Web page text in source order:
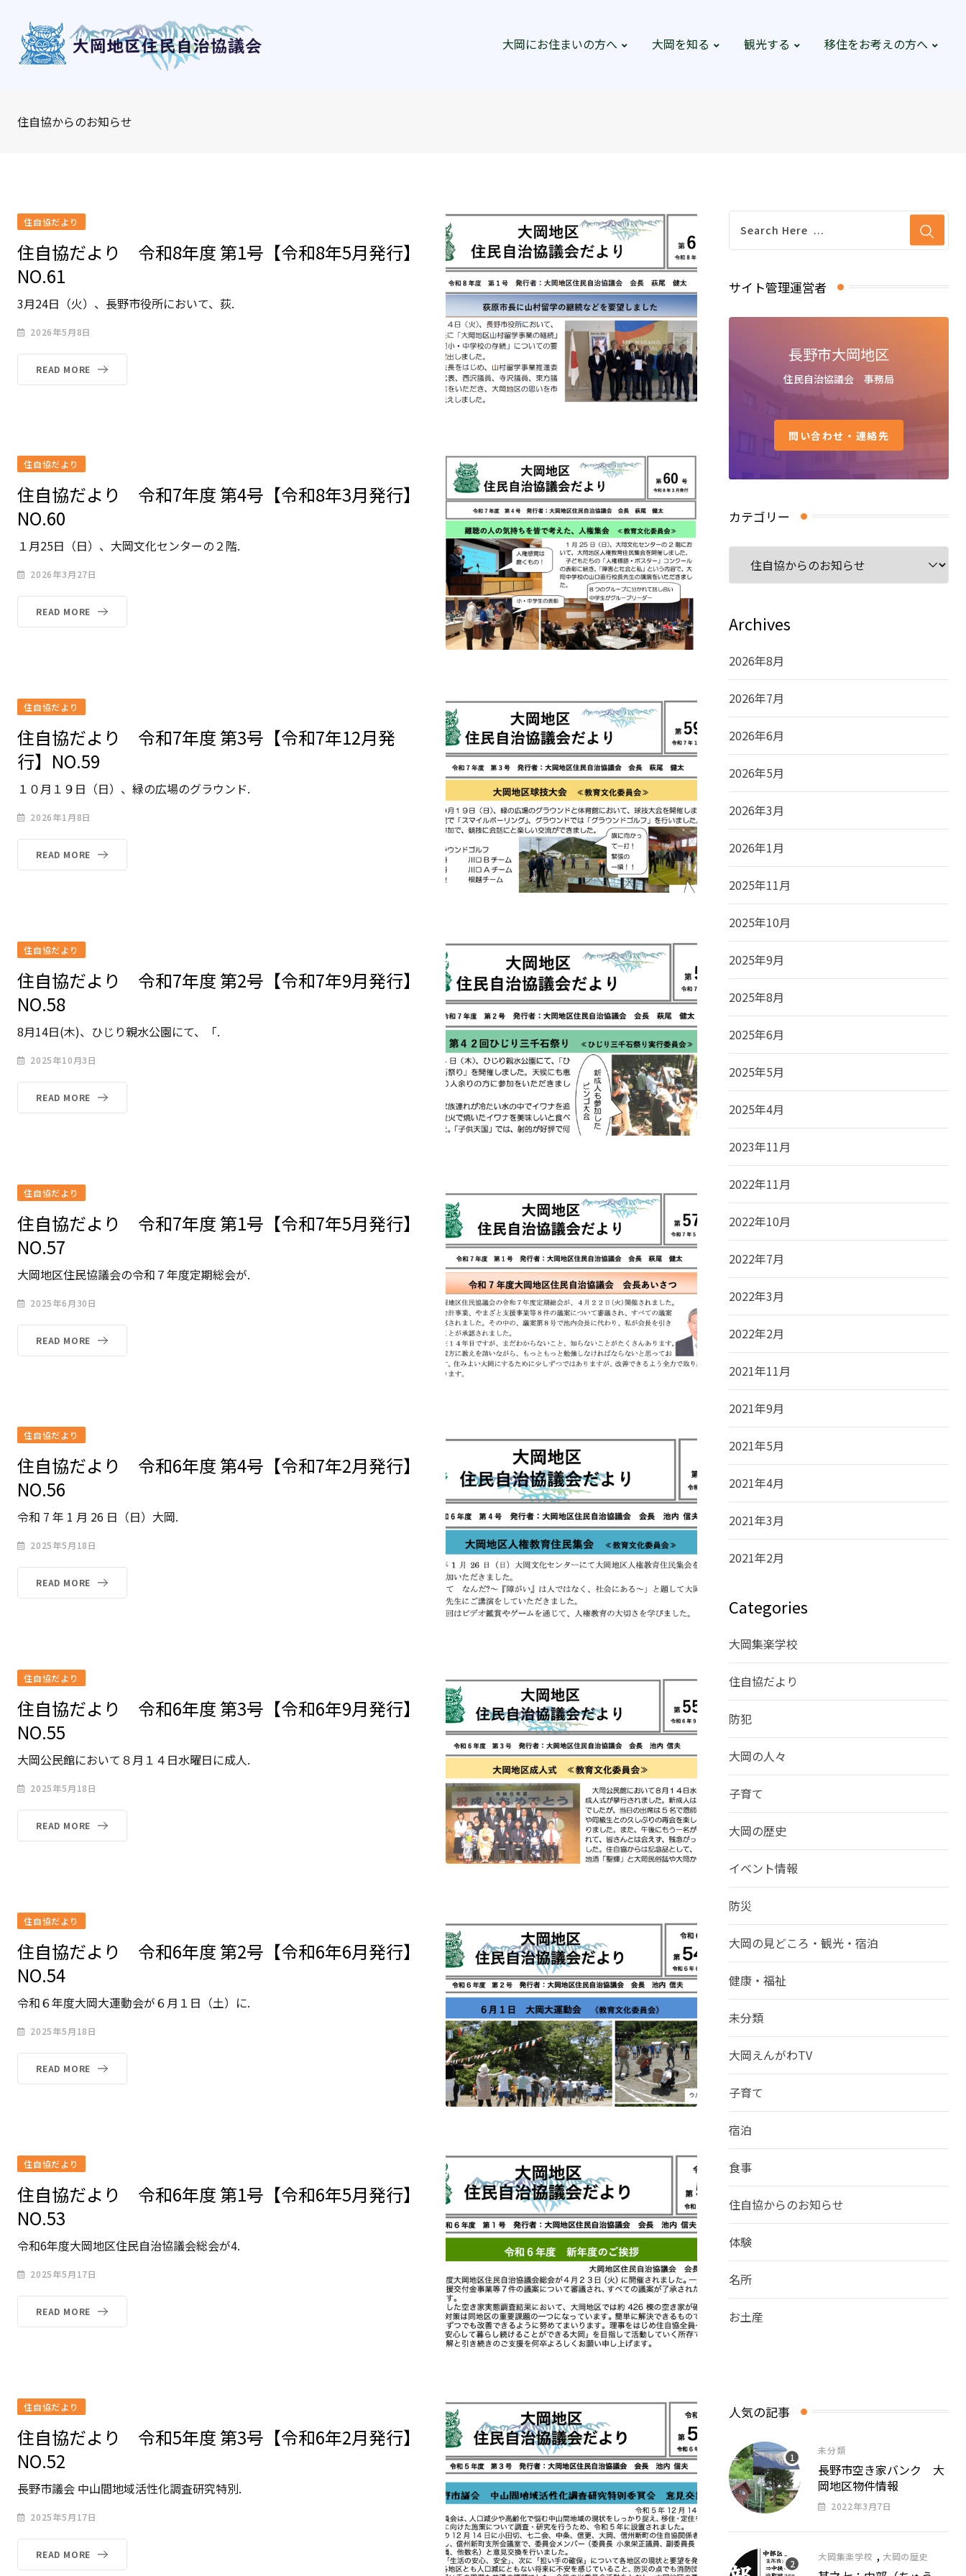
content
大岡にお住まいの方へ 大岡を知る 観光する 移住をお考えの方へ
住自協からのお知らせ
住自協だより
住自協だより 令和8年度 第1号【令和8年5月発行】
NO.61
3月24日（火）、長野市役所において、荻.
2026年5月8日
READ MORE
住自協だより
住自協だより 令和7年度 第4号【令和8年3月発行】
NO.60
１月25日（日）、大岡文化センターの２階.
2026年3月27日
READ MORE
住自協だより
住自協だより 令和7年度 第3号【令和7年12月発
行】NO.59
１０月１９日（日）、緑の広場のグラウンド.
2026年1月8日
READ MORE
住自協だより
住自協だより 令和7年度 第2号【令和7年9月発行】
NO.58
8月14日(木)、ひじり親水公園にて、「.
2025年10月3日
READ MORE
住自協だより
住自協だより 令和7年度 第1号【令和7年5月発行】
NO.57
大岡地区住民協議会の令和７年度定期総会が.
2025年6月30日
READ MORE
住自協だより
住自協だより 令和6年度 第4号【令和7年2月発行】
NO.56
令和 7 年 1 月 26 日（日）大岡.
2025年5月18日
READ MORE
住自協だより
住自協だより 令和6年度 第3号【令和6年9月発行】
NO.55
大岡公民館において８月１４日水曜日に成人.
2025年5月18日
READ MORE
住自協だより
住自協だより 令和6年度 第2号【令和6年6月発行】
NO.54
令和６年度大岡大運動会が６月１日（土）に.
2025年5月18日
READ MORE
住自協だより
住自協だより 令和6年度 第1号【令和6年5月発行】
NO.53
令和6年度大岡地区住民自治協議会総会が4.
2025年5月17日
READ MORE
住自協だより
住自協だより 令和5年度 第3号【令和6年2月発行】
NO.52
長野市議会 中山間地域活性化調査研究特別.
2025年5月17日
READ MORE
サイト管理運営者
長野市大岡地区
住民自治協議会 事務局
問い合わせ・連絡先
カテゴリー
リ
ー
Archives
2026年8月
2026年7月
2026年6月
2026年5月
2026年3月
2026年1月
2025年11月
2025年10月
2025年9月
2025年8月
2025年6月
2025年5月
2025年4月
2023年11月
2022年11月
2022年10月
2022年7月
2022年3月
2022年2月
2021年11月
2021年9月
2021年5月
2021年4月
2021年3月
2021年2月
Categories
大岡集楽学校
住自協だより
防犯
大岡の人々
子育て
大岡の歴史
イベント情報
防災
大岡の見どころ・観光・宿泊
健康・福祉
未分類
大岡えんがわTV
子育て
宿泊
食事
住自協からのお知らせ
体験
名所
お土産
人気の記事
未分類
長野市空き家バンク 大
岡地区物件情報
2022年3月7日
大岡集楽学校 , 大岡の歴史